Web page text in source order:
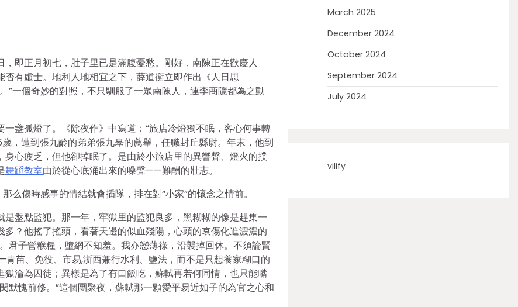
即正月初七，肚子里已是滿腹憂愁。剛好，南陳正在歡慶人
有虛士。地利人地相宜之下，薛道衡立即作出《人日思
”一個奇妙的對照，不只馴服了一眾南陳人，連李商隱都為之動
盞孤燈了。《除夜作》中寫道：“旅店冷燈獨不眠，客心何事轉
，遭到張九齡的弟弟張九皋的薦舉，任職封丘縣尉。年末，他到
心疲乏，但他卻掉眠了。是由於小旅店里的異響聲、燈火的撲
舞蹈教室由於從心底涌出來的噪聲——難酬的壯志。
么傷時感事的情結就會插隊，排在對“小家”的懷念之情前。
盤點監犯。那一年，牢獄里的監犯良多，黑糊糊的像是趕集一
？他搖了搖頭，看著天邊的似血殘陽，心頭的哀傷化進濃濃的
君子營糇糧，墮網不知羞。我亦戀薄祿，沿襲掉回休。不須論賢
苗、免役、市易,浙西兼行水利、鹽法，而不是只想養家糊口的
淪為囚徒；異樣是為了有口飯吃，蘇軾再若何同情，也只能嘴
默愧前修。”這個團聚夜，蘇軾那一顆愛平易近如子的為官之心和
March 2025
December 2024
October 2024
September 2024
July 2024
vilify